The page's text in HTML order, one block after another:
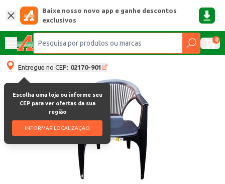
Baixe nosso novo app e ganhe descontos
exclusivos
0
Entregue no CEP: 02170-901
Escolha uma loja ou informe seu
CEP para ver ofertas da sua
região
INFORMAR LOCALIZAÇÃO